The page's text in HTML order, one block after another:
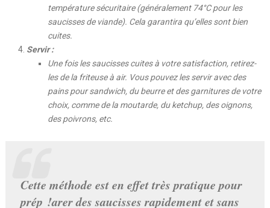
température sécuritaire (généralement 74°C pour les
saucisses de viande). Cela garantira qu’elles sont bien
cuites.
Servir :
Une fois les saucisses cuites à votre satisfaction, retirez-
les de la friteuse à air. Vous pouvez les servir avec des
pains pour sandwich, du beurre et des garnitures de votre
choix, comme de la moutarde, du ketchup, des oignons,
des poivrons, etc.
Cette méthode est en effet très pratique pour
prép !arer des saucisses rapidement et sans